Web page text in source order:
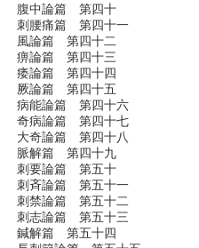
腹中論篇 第四十
刺腰痛篇 第四十一
風論篇 第四十二
痹論篇 第四十三
痿論篇 第四十四
厥論篇 第四十五
病能論篇 第四十六
奇病論篇 第四十七
大奇論篇 第四十八
脈解篇 第四十九
刺要論篇 第五十
刺斉論篇 第五十一
刺禁論篇 第五十二
刺志論篇 第五十三
鍼解篇 第五十四